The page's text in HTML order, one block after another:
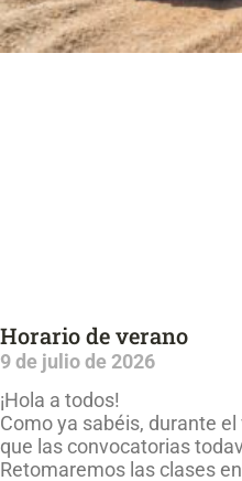
Horario de verano
9 de julio de 2026
¡Hola a todos!
Como ya sabéis, durante
que las convocatorias
Retomaremos las clases